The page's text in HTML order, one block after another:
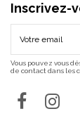
Inscrivez-
Vous pouvez vous
de contact dans les